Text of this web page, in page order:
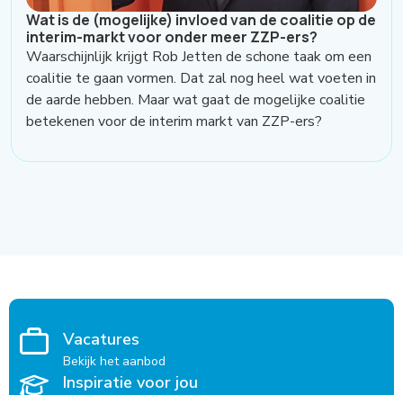
Wat is de (mogelijke) invloed van de coalitie op de
interim-markt voor onder meer ZZP-ers?
Waarschijnlijk krijgt Rob Jetten de schone taak om een
coalitie te gaan vormen. Dat zal nog heel wat voeten in
de aarde hebben. Maar wat gaat de mogelijke coalitie
betekenen voor de interim markt van ZZP-ers?
Vacatures
Bekijk het aanbod
Inspiratie voor jou